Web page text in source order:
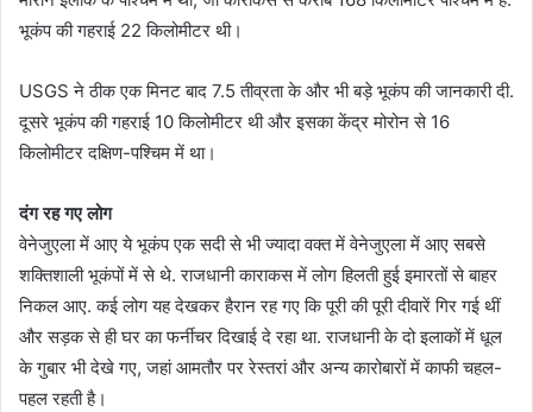
भूकंप की गहराई 22 किलोमीटर थी।
USGS ने ठीक एक मिनट बाद 7.5 तीव्रता के और भी बड़े भूकंप की जानकारी दी.
दूसरे भूकंप की गहराई 10 किलोमीटर थी और इसका केंद्र मोरोन से 16
किलोमीटर दक्षिण-पश्चिम में था।
दंग रह गए लोग
वेनेजुएला में आए ये भूकंप एक सदी से भी ज्यादा वक्त में वेनेजुएला में आए सबसे
शक्तिशाली भूकंपों में से थे. राजधानी काराकस में लोग हिलती हुई इमारतों से बाहर
निकल आए. कई लोग यह देखकर हैरान रह गए कि पूरी की पूरी दीवारें गिर गई थीं
और सड़क से ही घर का फर्नीचर दिखाई दे रहा था. राजधानी के दो इलाकों में धूल
के गुबार भी देखे गए, जहां आमतौर पर रेस्तरां और अन्य कारोबारों में काफी चहल-
पहल रहती है।